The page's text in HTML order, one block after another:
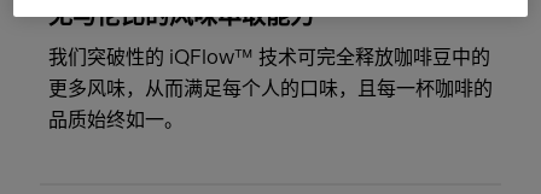
无与伦比的风味萃取能力
我们突破性的 iQFlow™ 技术可完全释放咖啡豆中的
更多风味，从而满足每个人的口味，且每一杯咖啡的
品质始终如一。